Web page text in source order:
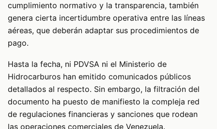
cumplimiento normativo y la transparencia, también
genera cierta incertidumbre operativa entre las líneas
aéreas, que deberán adaptar sus procedimientos de
pago.
Hasta la fecha, ni PDVSA ni el Ministerio de
Hidrocarburos han emitido comunicados públicos
detallados al respecto. Sin embargo, la filtración del
documento ha puesto de manifiesto la compleja red
de regulaciones financieras y sanciones que rodean
las operaciones comerciales de Venezuela.